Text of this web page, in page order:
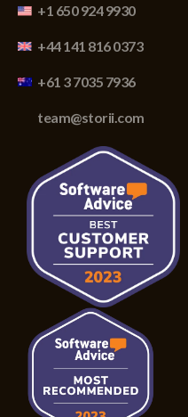
+1 650 924 9930
+44 141 816 0373
+61 3 7035 7936
team@storii.com